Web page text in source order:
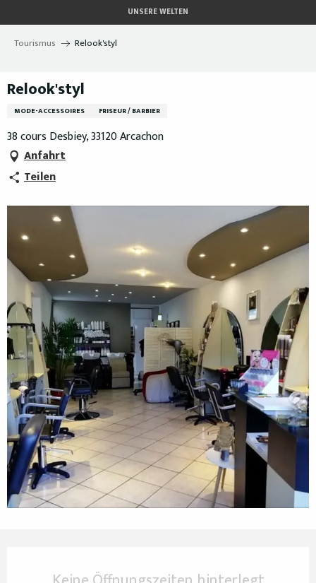
au
contenu
UNSERE WELTEN
Tourismus Relook'styl
Relook'styl
MODE-ACCESSOIRES FRISEUR / BARBIER
38 cours Desbiey, 33120 Arcachon
Anfahrt
Teilen